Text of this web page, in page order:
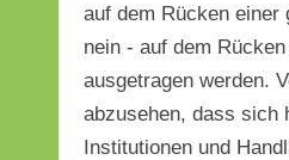
auf dem Rücken einer
nein - auf dem
ausgetragen werden.
abzusehen, dass sich
Institutionen und